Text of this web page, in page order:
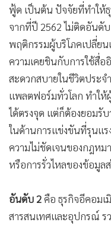
ฟู้ด เป็นต้น ปัจจัยที่ทำให้
จากที่ปี 2562 ไม่ติดอันดับ
พฤติกรรมผู้บริโภคเปลี่ย
ความเคยชินกับการใช้สื่
สะดวกสบายในชีวิตประ
แพลตฟอร์มทั่วโลก ทำให้
ได้ตรงจุด แต่ก็ต้องยอมรั
ในด้านการแข่งขันที่รุนแร
ความไม่ชัดเจนของกฎห
หรือการรั่วไหลของข้อมู
อันดับ 2คือ ธุรกิจอีคอมเ
สารสนเทศและอุปกรณ์ ร